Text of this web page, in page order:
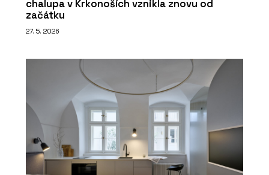
chalupa v Krkonoších vznikla znovu od
začátku
27. 5. 2026